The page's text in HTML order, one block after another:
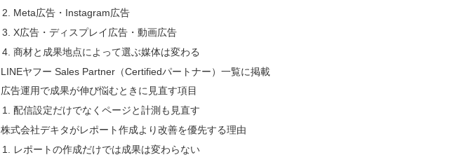
Meta広告・Instagram広告
X広告・ディスプレイ広告・動画広告
商材と成果地点によって選ぶ媒体は変わる
LINEヤフー Sales Partner（Certifiedパートナー）一覧に掲載
広告運用で成果が伸び悩むときに見直す項目
配信設定だけでなくページと計測も見直す
株式会社デキタがレポート作成より改善を優先する理由
レポートの作成だけでは成果は変わらない